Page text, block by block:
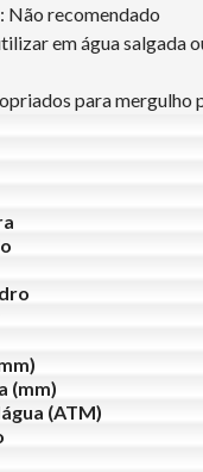
Não recomendado
em água salgada
para mergulho
(mm)
(ATM)